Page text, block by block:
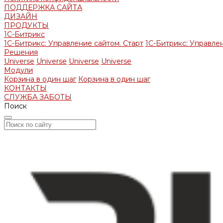
ПОДДЕРЖКА САЙТА
ДИЗАЙН
ПРОДУКТЫ
1С-Битрикс
1С-Битрикс: Управление сайтом. Старт 1С-Битрикс:
Решения
Universe Universe Universe Universe
Модули
Корзина в один шаг Корзина в один шаг
КОНТАКТЫ
СЛУЖБА ЗАБОТЫ
Поиск